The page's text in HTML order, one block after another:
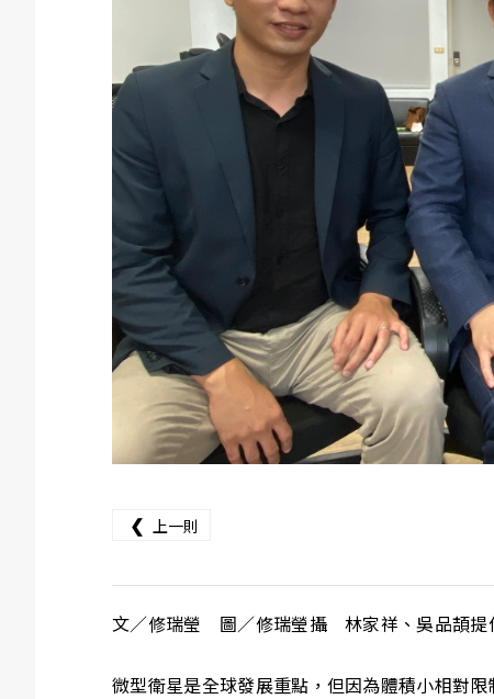
❮ 上一則
文／修瑞瑩 圖／修瑞瑩攝 林家祥、吳品頡提
微型衛星是全球發展重點，但因為體積小相對